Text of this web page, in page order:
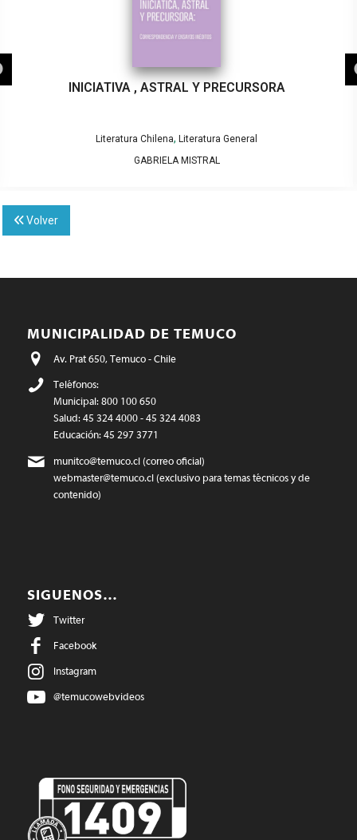
INICIATIVA , ASTRAL Y PRECURSORA
Literatura Chilena, Literatura General
GABRIELA MISTRAL
Volver
MUNICIPALIDAD DE TEMUCO
Av. Prat 650, Temuco - Chile
Teléfonos:
Municipal: 800 100 650
Salud: 45 324 4000 - 45 324 4083
Educación: 45 297 3771
munitco@temuco.cl(correo oficial)
webmaster@temuco.cl(exclusivo para temas técnicos y de
contenido)
SIGUENOS…
Twitter
Facebook
Instagram
@temucowebvideos